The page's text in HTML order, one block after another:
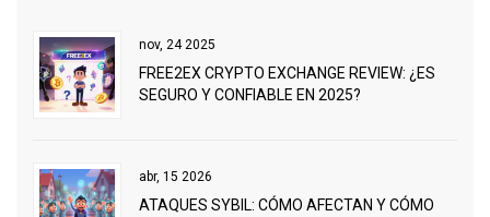
nov, 24 2025
FREE2EX CRYPTO EXCHANGE REVIEW: ¿ES
SEGURO Y CONFIABLE EN 2025?
abr, 15 2026
ATAQUES SYBIL: CÓMO AFECTAN Y CÓMO